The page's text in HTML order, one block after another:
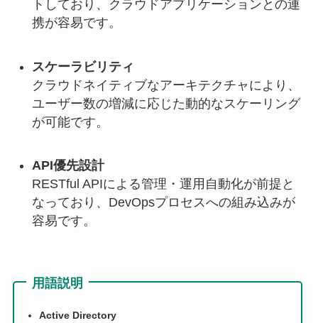
トしており、クラウドアプリケーションとの連
携が容易です。
スケーラビリティ
クラウドネイティブなアーキテクチャにより、
ユーザー数の増減に応じた動的なスケーリング
が可能です。
API優先設計
RESTful APIによる管理・運用自動化が前提と
なっており、DevOpsプロセスへの組み込みが
容易です。
用語説明
Active Directory